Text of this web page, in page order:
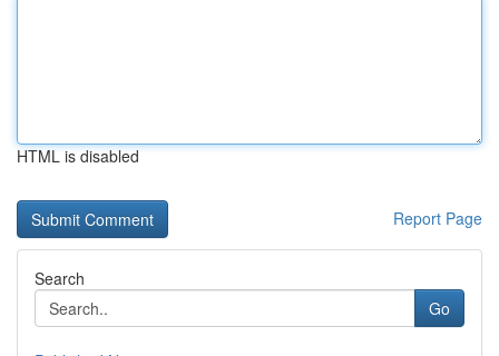
HTML is disabled
Report Page
Search
Go